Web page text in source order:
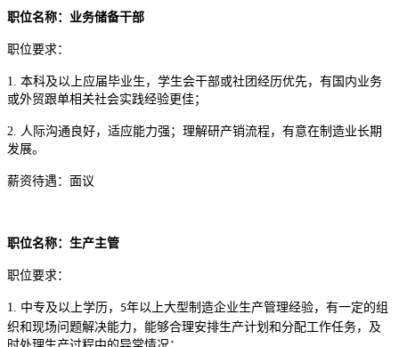
职位名称：业务储备干部
职位要求：
1. 本科及以上应届毕业生，学生会干部或社团经历优先，有国内业务
或外贸跟单相关社会实践经验更佳；
2. 人际沟通良好，适应能力强；理解研产销流程，有意在制造业长期
发展。
薪资待遇：面议
职位名称： 生产主管
职位要求：
1. 中专及以上学历， 5年以上大型制造企业生产管理经验，有一定的组
织和现场问题解决能力，能够合理安排生产计划和分配工作任务，及